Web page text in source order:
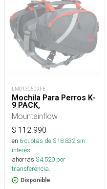
LMO130509FE
Mochila Para Perros K-
9 PACK,
Mountainflow
$ 112.990
en 6cuotas de $18.832sin
interés
ahorras $4.520 por
transferencia.
Disponible